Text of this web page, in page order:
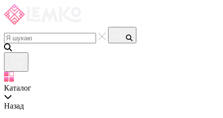
Каталог
Назад